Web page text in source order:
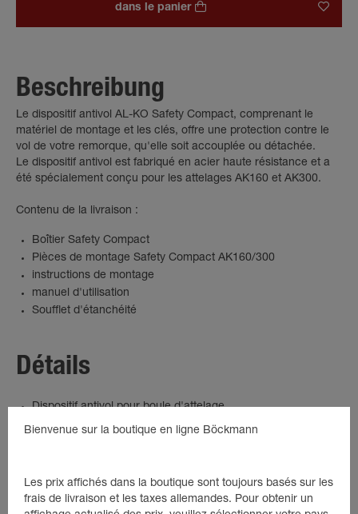
dans le panier
Beschreibung
Le dispositif antivol AL-KO Safety Compact, comprenant le
matériel de montage et les clés, offre une protection contre le
vol de votre remorque, qu'elle soit accouplée ou détachée.
Le dispositif antivol est fabriqué en acier haute résistance et a
été spécialement conçu pour les attelages AK160 et AK300.
Contenu de la livraison :
Boîtier Safety Compact
Pièces de montage Safety Compact AK160/300
instructions de montage
manuel d'utilisation
Soufflet d'étanchéité
Détails
Dispositif antivol pour boule d'attelage
AK160/AK300
Bienvenue sur la boutique en ligne Böckmann
Les prix affichés dans la boutique sont toujours basés sur les
frais de livraison et les taxes allemandes. Pour obtenir un